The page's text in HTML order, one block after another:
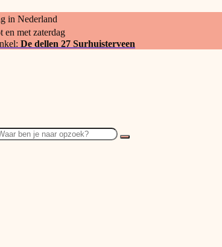
in Nederland
en met zaterdag
De dellen 27 Surhuisterveen